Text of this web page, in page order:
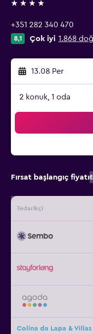
4 yıldız
+351 282 340 470
8,1 Çok iyi 1.868
13.08 Per
2 konuk, 1 oda
Fırsat başlangıç fiyatı
Tedarikçi
Colina da Lapa &